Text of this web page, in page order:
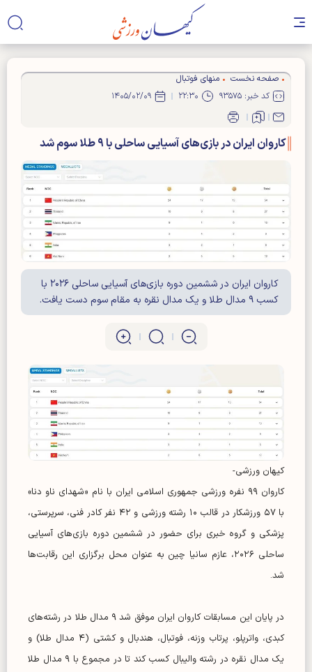
صفحه نخست
منهای فوتبال
کد خبر: ۹۳۵۷۵
۲۲:۳۰ ۱۴۰۵/۰۲/۰۹
کاروان ایران در بازی‌های آسیایی ساحلی با ۹ طلا سوم شد
کاروان ایران در ششمین دوره بازی‌های آسیایی ساحلی ۲۰۲۶ با
کسب ۹ مدال طلا و یک مدال نقره به مقام سوم دست یافت.
کیهان ورزشی-
کاروان ۹۹ نفره ورزشی جمهوری اسلامی ایران با نام «شهدای ناو دنا»
با ۵۷ ورزشکار در قالب ۱۰ رشته ورزشی و ۴۲ نفر کادر فنی، سرپرستی،
پزشکی و گروه خبری برای حضور در ششمین دوره بازی‌های آسیایی
ساحلی ۲۰۲۶، عازم سانیا چین به عنوان محل برگزاری این رقابت‌ها
شد.
در پایان این مسابقات کاروان ایران موفق شد ۹ مدال طلا در رشته‌های
کبدی، واترپلو، پرتاب وزنه، فوتبال، هندبال و کشتی (۴ مدال طلا) و
یک مدال نقره در رشته والیبال کسب کند تا در مجموع با ۹ مدال طلا